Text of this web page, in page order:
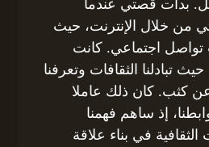
بدأت قصتي عندما
من خلال الإنترنت، حيث
تواصل اجتماعي. كانت
حيث تبادلنا الثقافات وتعرفنا
كثب. كان ذلك عاملا
إذ ساهم فهمنا
في بناء علاقة